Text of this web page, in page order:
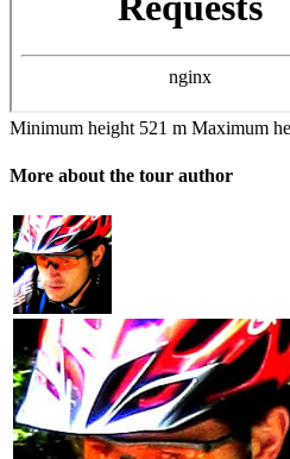
Minimum height 521 m Maximum
More about the tour author